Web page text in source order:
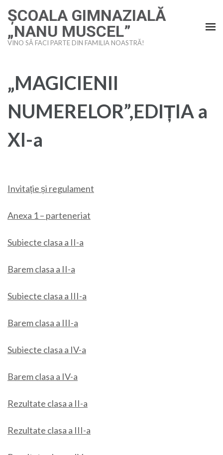
conținut
(apasă
ȘCOALA GIMNAZIALĂ
„NANU MUSCEL”
VINO SĂ FACI PARTE DIN FAMILIA NOASTRĂ!
„MAGICIENII
NUMERELOR”,EDIȚIA a
XI-a
Invitație și regulament
Anexa 1 – parteneriat
Subiecte clasa a II-a
Barem clasa a II-a
Subiecte clasa a III-a
Barem clasa a III-a
Subiecte clasa a IV-a
Barem clasa a IV-a
Rezultate clasa a II-a
Rezultate clasa a III-a